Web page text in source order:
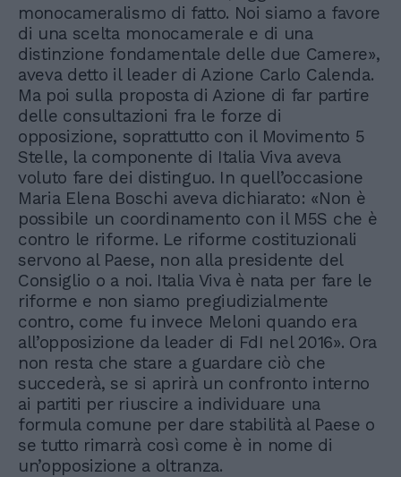
monocameralismo di fatto. Noi siamo a favore
di una scelta monocamerale e di una
distinzione fondamentale delle due Camere»,
aveva detto il leader di Azione Carlo Calenda.
Ma poi sulla proposta di Azione di far partire
delle consultazioni fra le forze di
opposizione, soprattutto con il Movimento 5
Stelle, la componente di Italia Viva aveva
voluto fare dei distinguo. In quell’occasione
Maria Elena Boschi aveva dichiarato: «Non è
possibile un coordinamento con il M5S che è
contro le riforme. Le riforme costituzionali
servono al Paese, non alla presidente del
Consiglio o a noi. Italia Viva è nata per fare le
riforme e non siamo pregiudizialmente
contro, come fu invece Meloni quando era
all’opposizione da leader di FdI nel 2016». Ora
non resta che stare a guardare ciò che
succederà, se si aprirà un confronto interno
ai partiti per riuscire a individuare una
formula comune per dare stabilità al Paese o
se tutto rimarrà così come è in nome di
un’opposizione a oltranza.